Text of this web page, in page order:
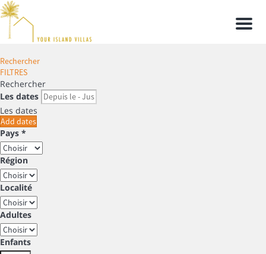
Menu
Rechercher
FILTRES
Rechercher
Les dates
Les dates
Add dates
Pays *
Région
Localité
Adultes
Enfants